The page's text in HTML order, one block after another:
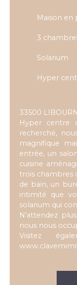
Maison en
3
Solarium
Hyper
33500
Hyper centre
recherché,
magnifique
entrée, un
cuisine
trois chambres
de bain, un
intimité que
solarium qui
N'attendez
nous nous
Visitez